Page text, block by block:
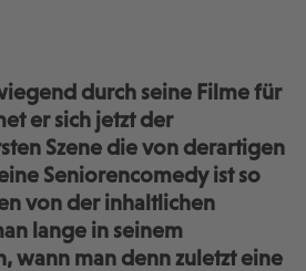
durch seine Filme für
er sich jetzt der
Szene die von derartigen
Seniorencomedy ist so
von der inhaltlichen
lange in seinem
wann man denn zuletzt eine